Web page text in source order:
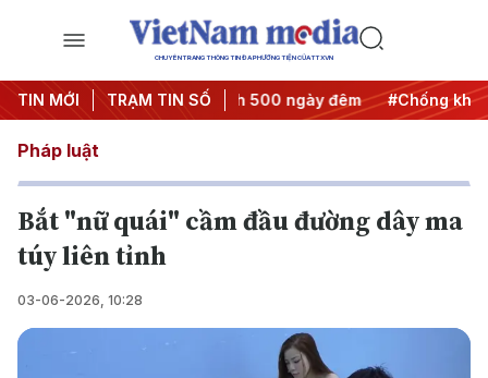
CHUYÊN TRANG THÔNG TIN ĐA PHƯƠNG TIỆN CỦA TTXVN
TIN MỚI TRẠM TIN SỐ
động #Chiến dịch 500 ngày đêm #Chống khai thác
Pháp luật
Bắt "nữ quái" cầm đầu đường dây ma
túy liên tỉnh
03-06-2026, 10:28